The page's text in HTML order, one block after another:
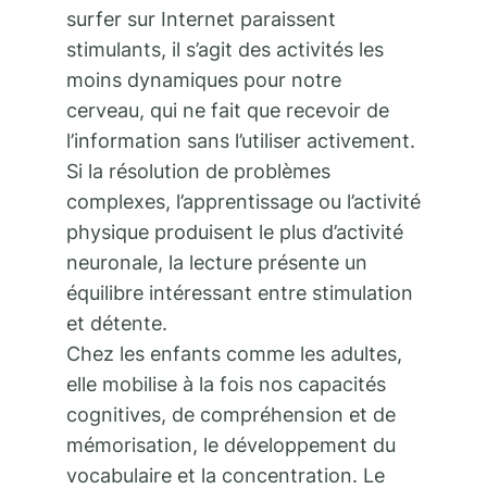
surfer sur Internet paraissent
stimulants, il s’agit des activités les
moins dynamiques pour notre
cerveau, qui ne fait que recevoir de
l’information sans l’utiliser activement.
Si la résolution de problèmes
complexes, l’apprentissage ou l’activité
physique produisent le plus d’activité
neuronale, la lecture présente un
équilibre intéressant entre stimulation
et détente.
Chez les enfants comme les adultes,
elle mobilise à la fois nos capacités
cognitives, de compréhension et de
mémorisation, le développement du
vocabulaire et la concentration. Le